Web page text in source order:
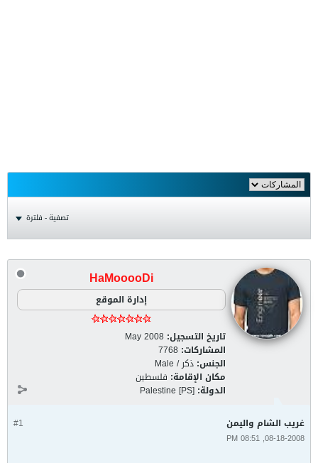
تصفية - فلترة
HaMooooDi
إدارة الموقع
تاريخ التسجيل: May 2008
المشاركات: 7768
الجنس: ذكر / Male
مكان الإقامة: فلسطين
الدولة: Palestine [PS]
#1 غريب الشام واليمن
08-18-2008, 08:51 PM